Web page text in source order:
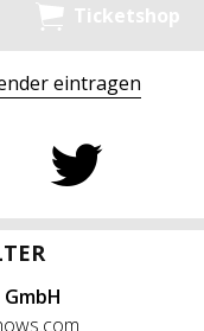
Ticketshop
eintragen